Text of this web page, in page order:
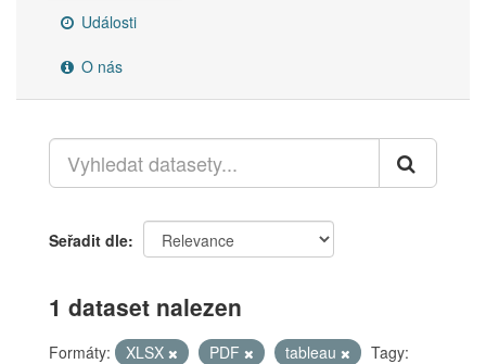
Události
O nás
Seřadit dle
1 dataset nalezen
Formáty: XLSX PDF tableau
Tagy: